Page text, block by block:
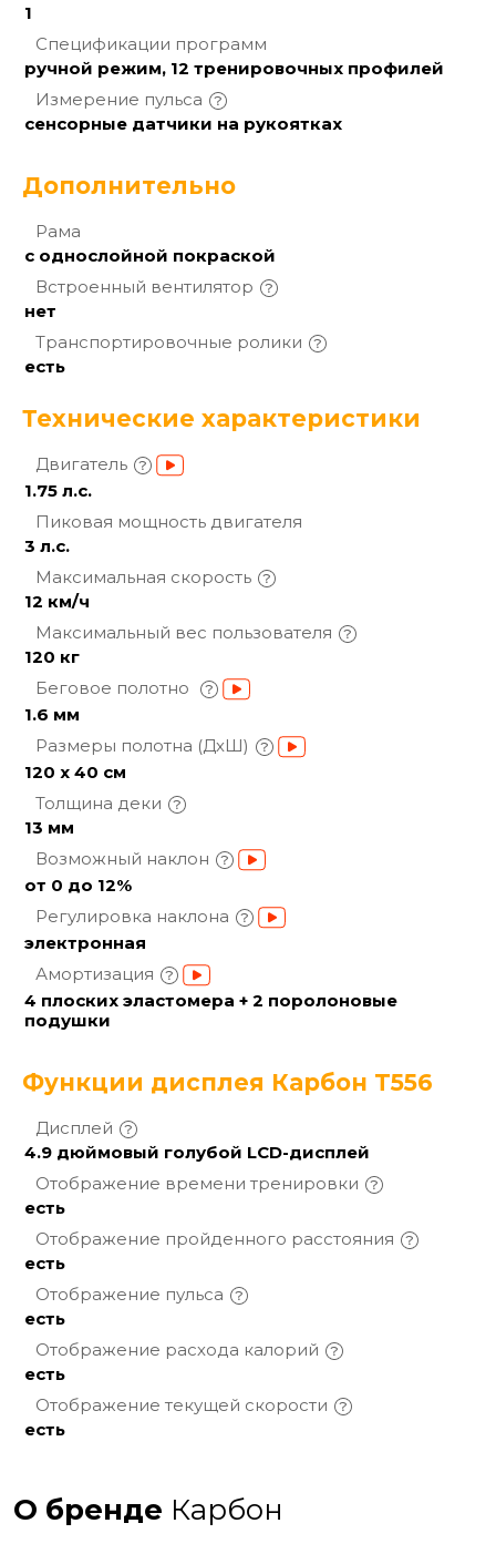
1
Спецификации программ
ручной режим, 12 тренировочных профилей
Измерение пульса
сенсорные датчики на рукоятках
Дополнительно
Рама
с однослойной покраской
Встроенный вентилятор
нет
Транспортировочные ролики
есть
Технические характеристики
Двигатель
1.75 л.с.
Пиковая мощность двигателя
3 л.с.
Максимальная скорость
12 км/ч
Максимальный вес пользователя
120 кг
Беговое полотно
1.6 мм
Размеры полотна (ДхШ)
120 х 40 см
Толщина деки
13 мм
Возможный наклон
от 0 до 12%
Регулировка наклона
электронная
Амортизация
4 плоских эластомера + 2 поролоновые
подушки
Функции дисплея Карбон T556
Дисплей
4.9 дюймовый голубой LCD-дисплей
Отображение времени тренировки
есть
Отображение пройденного расстояния
есть
Отображение пульса
есть
Отображение расхода калорий
есть
Отображение текущей скорости
есть
О бренде Карбон